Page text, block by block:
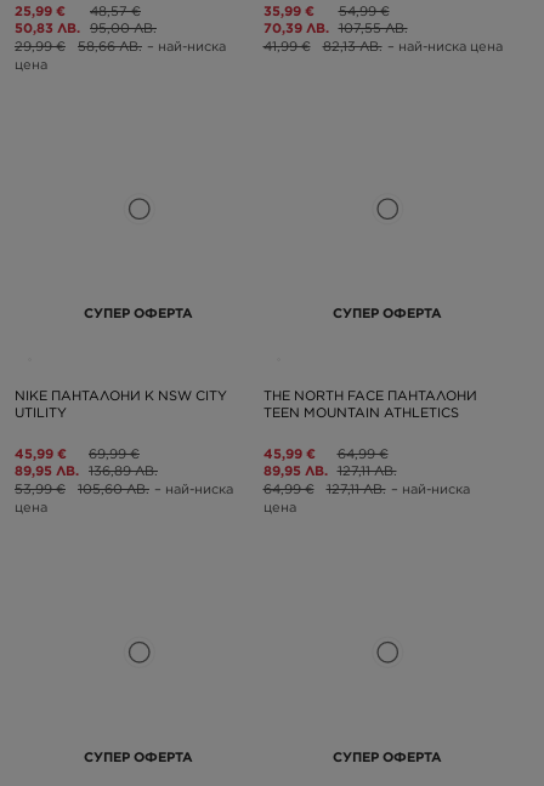
25,99 €
50,83 ЛВ.
48,57 €
95,00 ЛВ.
29,99 €
58,66 ЛВ. – най-ниска
цена
35,99 €
70,39 ЛВ.
54,99 €
107,55 ЛВ.
41,99 €
82,13 ЛВ. – най-ниска цена
СУПЕР ОФЕРТА
NIKE ПАНТАЛОНИ K NSW CITY
UTILITY
45,99 €
89,95 ЛВ.
69,99 €
136,89 ЛВ.
53,99 €
105,60 ЛВ. – най-ниска
цена
СУПЕР ОФЕРТА
THE NORTH FACE ПАНТАЛОНИ
TEEN MOUNTAIN ATHLETICS
45,99 €
89,95 ЛВ.
64,99 €
127,11 ЛВ.
64,99 €
127,11 ЛВ. – най-ниска
цена
СУПЕР ОФЕРТА СУПЕР ОФЕРТА